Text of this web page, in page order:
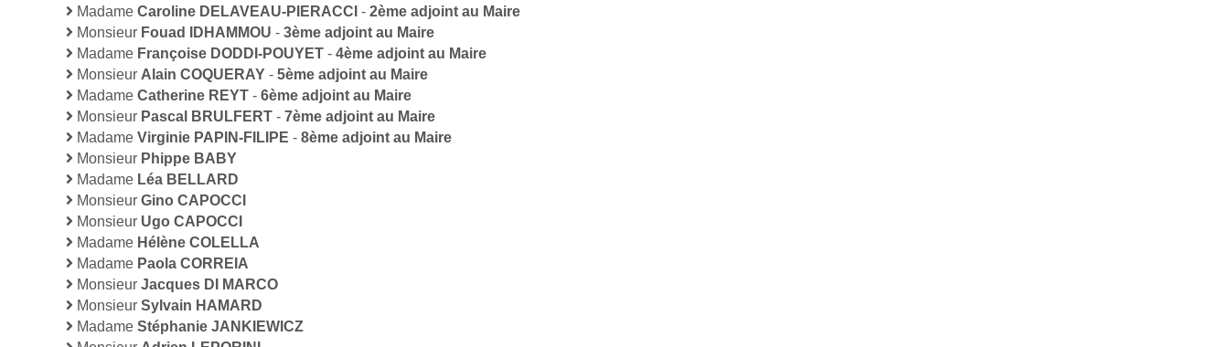
Madame Caroline DELAVEAU-PIERACCI - 2ème adjoint au Maire
Monsieur Fouad IDHAMMOU - 3ème adjoint au Maire
Madame Françoise DODDI-POUYET - 4ème adjoint au Maire
Monsieur Alain COQUERAY - 5ème adjoint au Maire
Madame Catherine REYT - 6ème adjoint au Maire
Monsieur Pascal BRULFERT - 7ème adjoint au Maire
Madame Virginie PAPIN-FILIPE - 8ème adjoint au Maire
Monsieur Phippe BABY
Madame Léa BELLARD
Monsieur Gino CAPOCCI
Monsieur Ugo CAPOCCI
Madame Hélène COLELLA
Madame Paola CORREIA
Monsieur Jacques DI MARCO
Monsieur Sylvain HAMARD
Madame Stéphanie JANKIEWICZ